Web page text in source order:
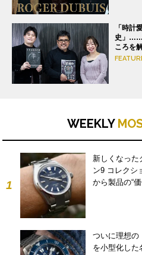
「時計
史」……
ころを
WEEKLY
1
新しくなった
ン9 コレクシ
から製品の“
ついに理想の
を小型化した